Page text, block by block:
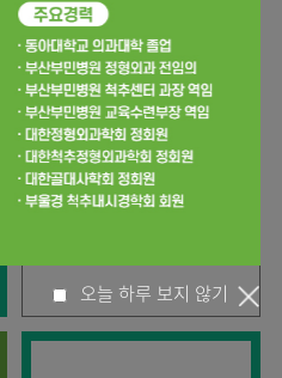
오늘 하루 보지 않기
외래안내